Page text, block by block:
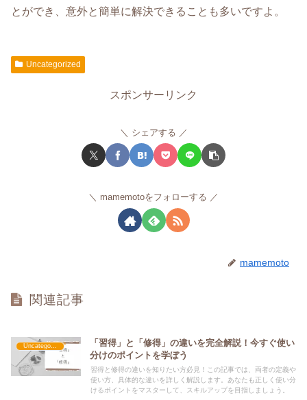
とができ、意外と簡単に解決できることも多いですよ。
Uncategorized
スポンサーリンク
シェアする
mamemotoをフォローする
mamemoto
関連記事
「習得」と「修得」の違いを完全解説！今すぐ使い
分けのポイントを学ぼう
習得と修得の違いを知りたい方必見！この記事では、両者の定義や
使い方、具体的な違いを詳しく解説します。あなたも正しく使い分
けるポイントをマスターして、スキルアップを目指しましょう。